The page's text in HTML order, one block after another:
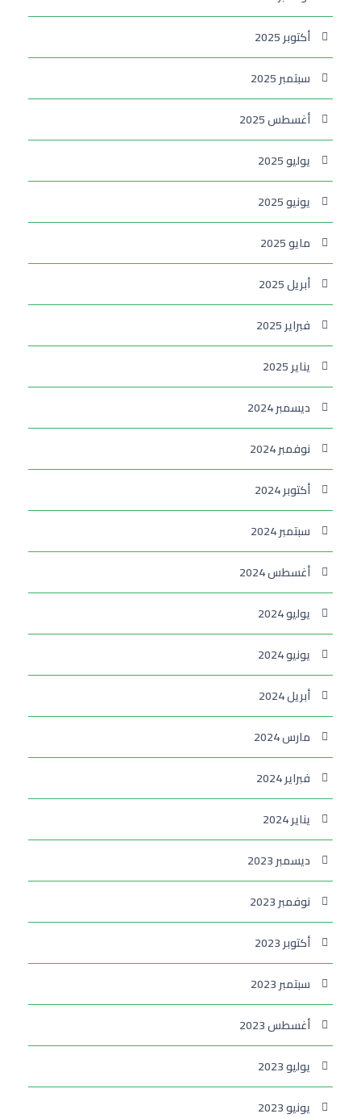
أكتوبر 2025
سبتمبر 2025
أغسطس 2025
يوليو 2025
يونيو 2025
مايو 2025
أبريل 2025
فبراير 2025
يناير 2025
ديسمبر 2024
نوفمبر 2024
أكتوبر 2024
سبتمبر 2024
أغسطس 2024
يوليو 2024
يونيو 2024
أبريل 2024
مارس 2024
فبراير 2024
يناير 2024
ديسمبر 2023
نوفمبر 2023
أكتوبر 2023
سبتمبر 2023
أغسطس 2023
يوليو 2023
يونيو 2023